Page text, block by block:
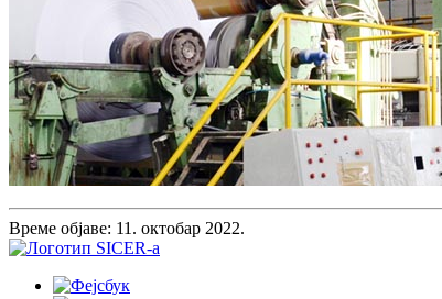
Време објаве: 11. октобар 2022.